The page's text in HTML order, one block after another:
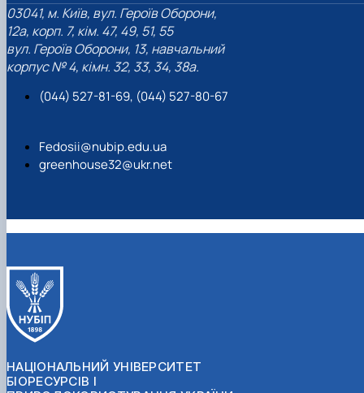
03041, м. Київ, вул. Героїв Оборони,
12а, корп. 7, кім. 47, 49, 51, 55
вул. Героїв Оборони, 13, навчальний
корпус № 4, кімн. 32, 33, 34, 38а.
(044) 527-81-69, (044) 527-80-67
Fedosii@nubip.edu.ua
greenhouse32@ukr.net
НАЦІОНАЛЬНИЙ УНІВЕРСИТЕТ
БІОРЕСУРСІВ І